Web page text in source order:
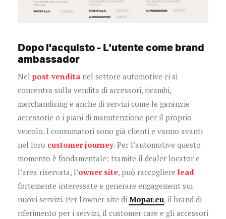
Dopo l'acquisto - L'utente come brand
ambassador
Nel post-vendita nel settore automotive ci si
concentra sulla vendita di accessori, ricambi,
merchandising e anche di servizi come le garanzie
accessorie o i piani di manutenzione per il proprio
veicolo. I consumatori sono già clienti e vanno avanti
nel loro customer journey. Per l’automotive questo
momento è fondamentale: tramite il dealer locator e
l’area riservata, l’owner site, può raccogliere lead
fortemente interessate e generare engagement sui
nuovi servizi. Per l'owner site di Mopar.eu, il brand di
riferimento per i servizi, il customer care e gli accessori